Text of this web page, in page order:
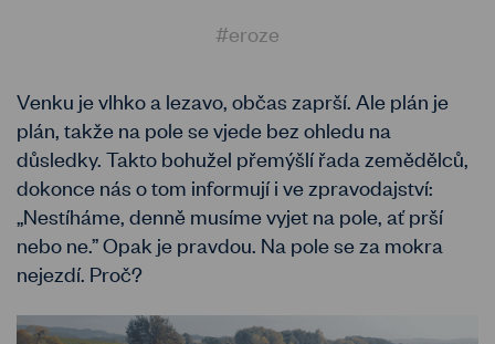
#eroze
Venku je vlhko a lezavo, občas zaprší. Ale plán je
plán, takže na pole se vjede bez ohledu na
důsledky. Takto bohužel přemýšlí řada zemědělců,
dokonce nás o tom informují i ve zpravodajství:
„Nestíháme, denně musíme vyjet na pole, ať prší
nebo ne.” Opak je pravdou. Na pole se za mokra
nejezdí. Proč?